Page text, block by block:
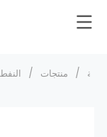
/ منتجات /